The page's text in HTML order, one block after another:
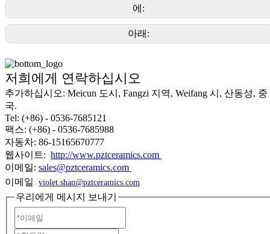
에:
아래:
저희에게 연락하십시오
추가하십시오: Meicun 도시, Fangzi 지역, Weifang 시, 산동성, 중
국.
Tel: (+86) - 0536-7685121
팩스: (+86) - 0536-7685988
자동차: 86-15165670777
웹사이트: http://www.pztceramics.com
이메일: sales@pztceramics.com
이메일 : violet.shan@pztceramics.com
우리에게 메시지 보내기